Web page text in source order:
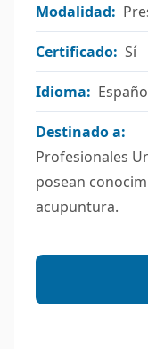
Modalidad:
Certificado: Sí
Idioma:
Destinado a:
Profesionales
posean
acupuntura.